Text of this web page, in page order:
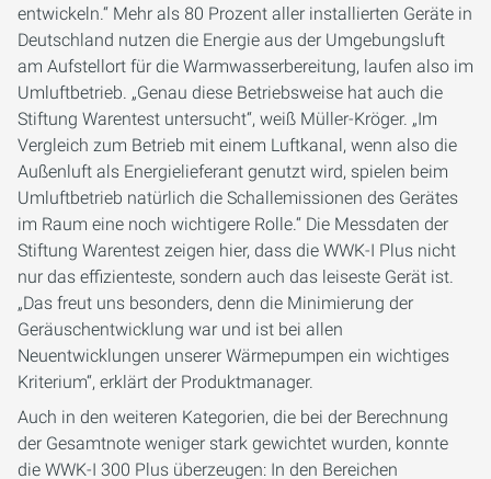
entwickeln.“ Mehr als 80 Prozent aller installierten Geräte in
Deutschland nutzen die Energie aus der Umgebungsluft
am Aufstellort für die Warmwasserbereitung, laufen also im
Umluftbetrieb. „Genau diese Betriebsweise hat auch die
Stiftung Warentest untersucht“, weiß Müller-Kröger. „Im
Vergleich zum Betrieb mit einem Luftkanal, wenn also die
Außenluft als Energielieferant genutzt wird, spielen beim
Umluftbetrieb natürlich die Schallemissionen des Gerätes
im Raum eine noch wichtigere Rolle.“ Die Messdaten der
Stiftung Warentest zeigen hier, dass die WWK-I Plus nicht
nur das effizienteste, sondern auch das leiseste Gerät ist.
„Das freut uns besonders, denn die Minimierung der
Geräuschentwicklung war und ist bei allen
Neuentwicklungen unserer Wärmepumpen ein wichtiges
Kriterium“, erklärt der Produktmanager.
Auch in den weiteren Kategorien, die bei der Berechnung
der Gesamtnote weniger stark gewichtet wurden, konnte
die WWK-I 300 Plus überzeugen: In den Bereichen